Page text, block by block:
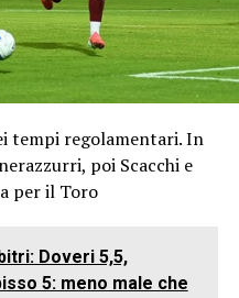
tempi regolamentari. In
poi Scacchi e
per il Toro
Doveri 5,5,
5: meno male che